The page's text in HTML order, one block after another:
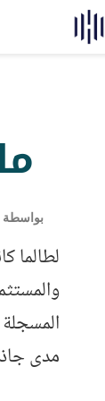
بواسطة
لطالما
مدى